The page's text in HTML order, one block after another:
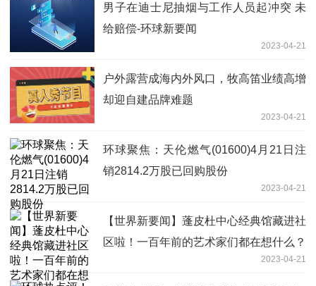
男子在迪士尼抽烟与工作人员起冲突 未
给赔偿-环球新要闻
2023-04-21
户外露营成海内外风口，牧高笛业绩高增
却迎自建品牌难题
2023-04-21
环球聚焦：天伦燃气(01600)4月21日注
销2814.2万股已回购股份
2023-04-21
【世界新要闻】蓬皮杜中心经典馆藏进社
区啦！一百年前的艺术家们都在想什么？
2023-04-21